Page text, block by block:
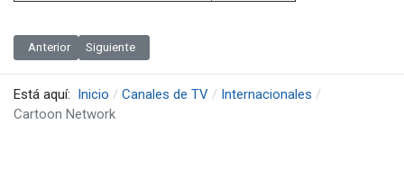
Artículo anterior: Cinemax
Anterior Artículo siguiente: Magic Kids
Siguiente
Está aquí: Inicio Canales de TV
Internacionales
Cartoon Network